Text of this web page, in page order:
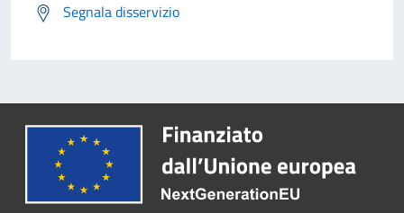
Segnala disservizio